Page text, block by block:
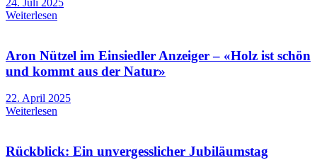
24. Juli 2025
Weiterlesen
Aron Nützel im Einsiedler Anzeiger – «Holz ist schön
und kommt aus der Natur»
22. April 2025
Weiterlesen
Rückblick: Ein unvergesslicher Jubiläumstag